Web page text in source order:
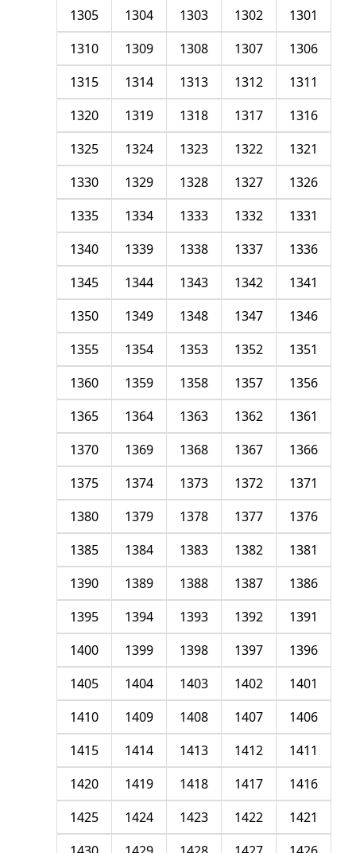
1301
1302
1303
1304
1305
1306
1307
1308
1309
1310
1311
1312
1313
1314
1315
1316
1317
1318
1319
1320
1321
1322
1323
1324
1325
1326
1327
1328
1329
1330
1331
1332
1333
1334
1335
1336
1337
1338
1339
1340
1341
1342
1343
1344
1345
1346
1347
1348
1349
1350
1351
1352
1353
1354
1355
1356
1357
1358
1359
1360
1361
1362
1363
1364
1365
1366
1367
1368
1369
1370
1371
1372
1373
1374
1375
1376
1377
1378
1379
1380
1381
1382
1383
1384
1385
1386
1387
1388
1389
1390
1391
1392
1393
1394
1395
1396
1397
1398
1399
1400
1401
1402
1403
1404
1405
1406
1407
1408
1409
1410
1411
1412
1413
1414
1415
1416
1417
1418
1419
1420
1421
1422
1423
1424
1425